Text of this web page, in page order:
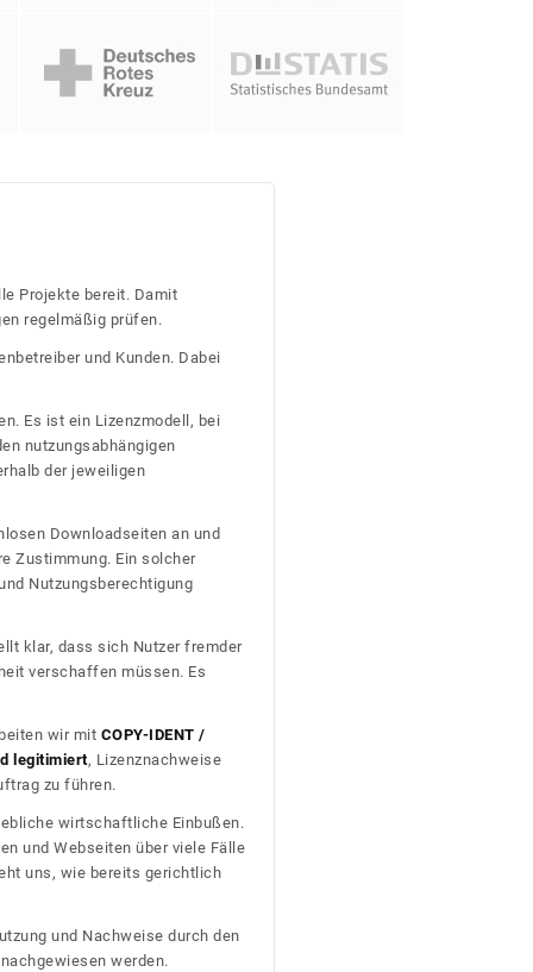
Projekte bereit. Damit
regelmäßig prüfen.
und Kunden. Dabei
Es ist ein Lizenzmodell, bei
nutzungsabhängigen
der jeweiligen
Downloadseiten an und
Zustimmung. Ein solcher
Nutzungsberechtigung
klar, dass sich Nutzer fremder
verschaffen müssen. Es
wir mit COPY-IDENT /
legitimiert, Lizenznachweise
zu führen.
wirtschaftliche Einbußen.
und Webseiten über viele Fälle
uns, wie bereits gerichtlich
und Nachweise durch den
werden.